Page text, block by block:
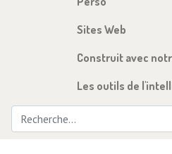
Sites Web
Construit avec
Les outils de